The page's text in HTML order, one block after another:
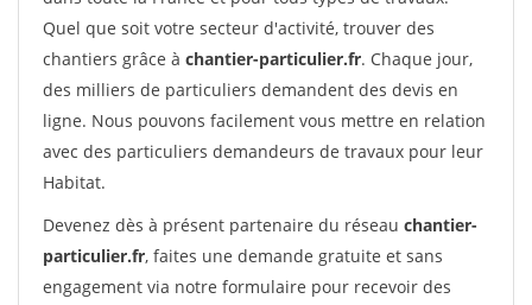
Quel que soit votre secteur d'activité, trouver des
chantiers grâce à chantier-particulier.fr. Chaque jour,
des milliers de particuliers demandent des devis en
ligne. Nous pouvons facilement vous mettre en relation
avec des particuliers demandeurs de travaux pour leur
Habitat.
Devenez dès à présent partenaire du réseau chantier-
particulier.fr, faites une demande gratuite et sans
engagement via notre formulaire pour recevoir des